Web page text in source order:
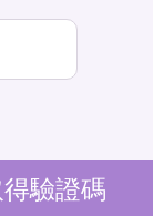
驗證碼